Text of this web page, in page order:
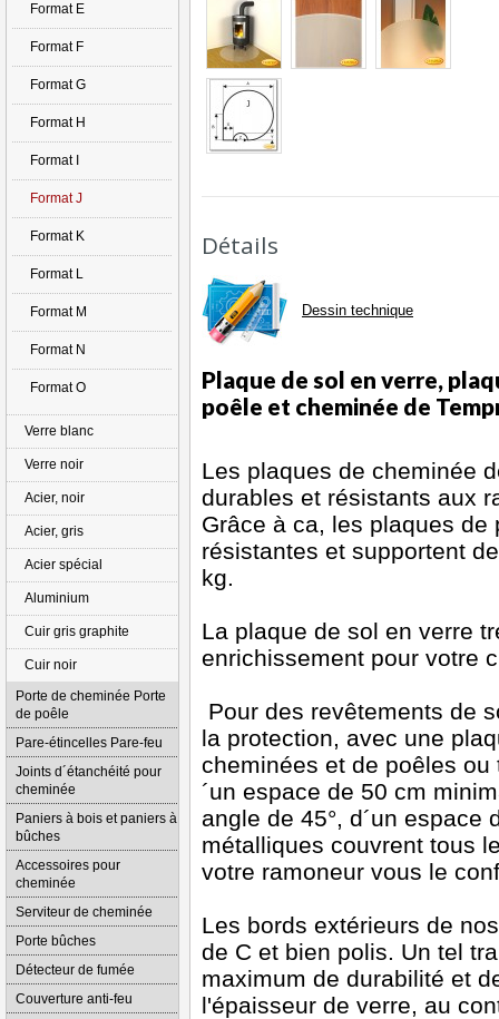
Détails
Dessin technique
Plaque de sol en verre,
poêle et cheminée de
Les plaques de cheminée
durables et résistants aux
Grâce à ca, les plaques
résistantes et supportent
kg.
La plaque de sol en verre
enrichissement pour votre
Pour des revêtements de
la protection, avec une
cheminées et de poêles
´un espace de 50 cm
angle de 45°, d´un
métalliques couvrent tous
votre ramoneur vous le
Les bords extérieurs de
de C et bien polis. Un tel
maximum de durabilité et
l'épaisseur de verre, au
Format E
Format F
Format G
Format H
Format I
Format J
Format K
Format L
Format M
Format N
Format O
Verre blanc
Verre noir
Acier, noir
Acier, gris
Acier spécial
Aluminium
Cuir gris graphite
Cuir noir
Porte de cheminée Porte
de poêle
Pare-étincelles Pare-feu
Joints d´étanchéité pour
cheminée
Paniers à bois et paniers à
bûches
Accessoires pour
cheminée
Serviteur de cheminée
Porte bûches
Détecteur de fumée
Couverture anti-feu